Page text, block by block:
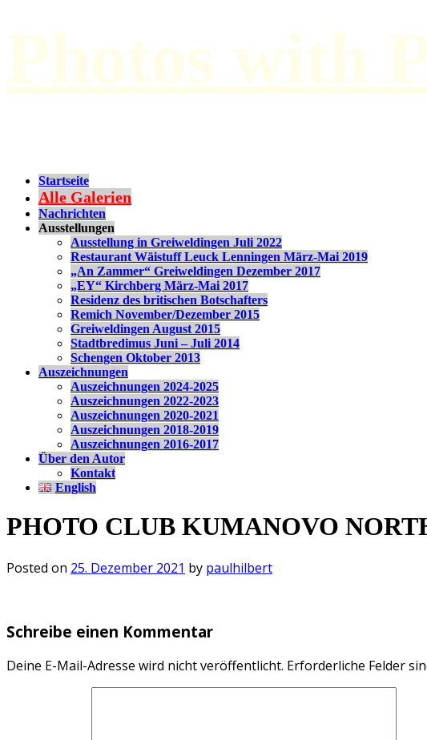
Photos with
Startseite
Alle Galerien
Nachrichten
Ausstellungen
Ausstellung in Greiweldingen Juli 2022
Restaurant Wäistuff Leuck Lenningen März-Mai 2019
„An Zammer“ Greiweldingen Dezember 2017
„EY“ Kirchberg März-Mai 2017
Residenz des britischen Botschafters
Remich November/Dezember 2015
Greiweldingen August 2015
Stadtbredimus Juni – Juli 2014
Schengen Oktober 2013
Auszeichnungen
Auszeichnungen 2024-2025
Auszeichnungen 2022-2023
Auszeichnungen 2020-2021
Auszeichnungen 2018-2019
Auszeichnungen 2016-2017
Über den Autor
Kontakt
English
PHOTO CLUB KUMANOVO
Posted on 25. Dezember 2021 by paulhilbert
Schreibe einen Kommentar
Deine E-Mail-Adresse wird nicht veröffentlicht. Erforderliche Felder